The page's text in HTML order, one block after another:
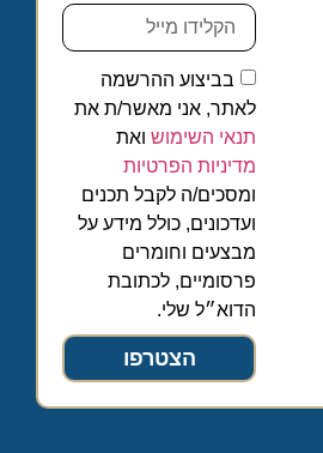
בביצוע ההרשמה
לאתר, אני מאשר/ת את
תנאי השימוש ואת
מדיניות הפרטיות
ומסכים/ה לקבל תכנים
ועדכונים, כולל מידע על
מבצעים וחומרים
פרסומיים, לכתובת
הדוא״ל שלי.
הצטרפו